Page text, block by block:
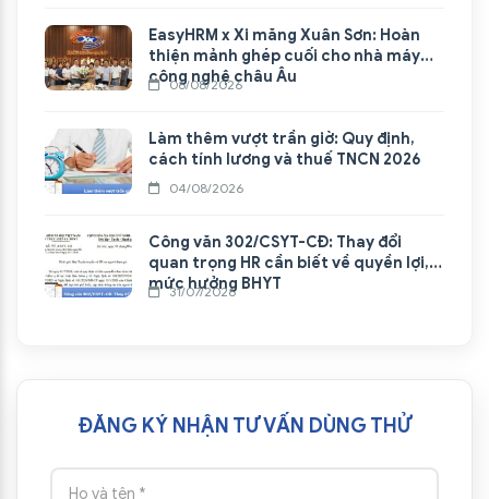
EasyHRM x Xi măng Xuân Sơn: Hoàn
thiện mảnh ghép cuối cho nhà máy
công nghệ châu Âu
06/08/2026
Làm thêm vượt trần giờ: Quy định,
cách tính lương và thuế TNCN 2026
04/08/2026
Công văn 302/CSYT-CĐ: Thay đổi
quan trọng HR cần biết về quyền lợi,
mức hưởng BHYT
31/07/2026
ĐĂNG KÝ NHẬN TƯ VẤN DÙNG THỬ